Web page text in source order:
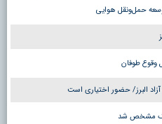
حمل‌ونقل هوایی
طوفان
البرز/ حضور اختیاری است
جنگ مشخص شد